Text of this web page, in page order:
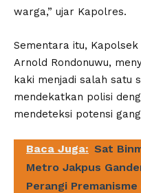
warga,” ujar Kapolres.
Sementara itu,
Arnold Rondonuwu,
kaki menjadi salah satu
mendekatkan polisi
mendeteksi potensi
Baca Juga: Sat
Metro Jakpus
Perangi